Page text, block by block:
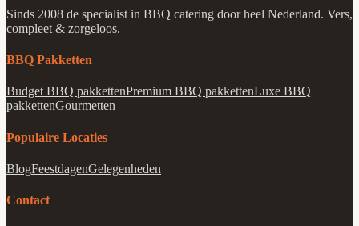
Sinds 2008 de specialist in BBQ catering door heel Nederland. Vers,
compleet & zorgeloos.
BBQ Pakketten
Budget BBQ pakkettenPremium BBQ pakkettenLuxe BBQ
pakkettenGourmetten
Populaire Locaties
BlogFeestdagenGelegenheden
Contact